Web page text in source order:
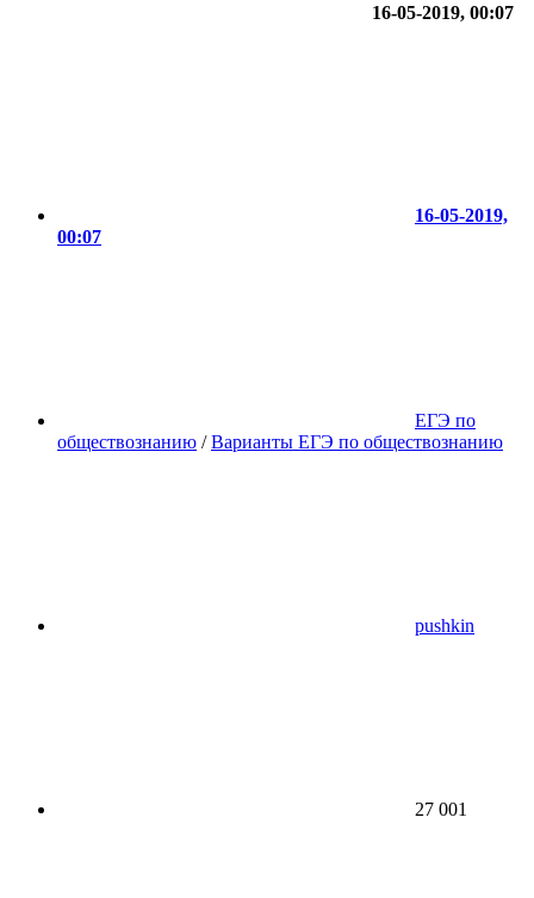
16-05-2019, 00:07
16-05-2019,
00:07
ЕГЭ по
обществознанию /Варианты ЕГЭ по обществознанию
pushkin
27 001